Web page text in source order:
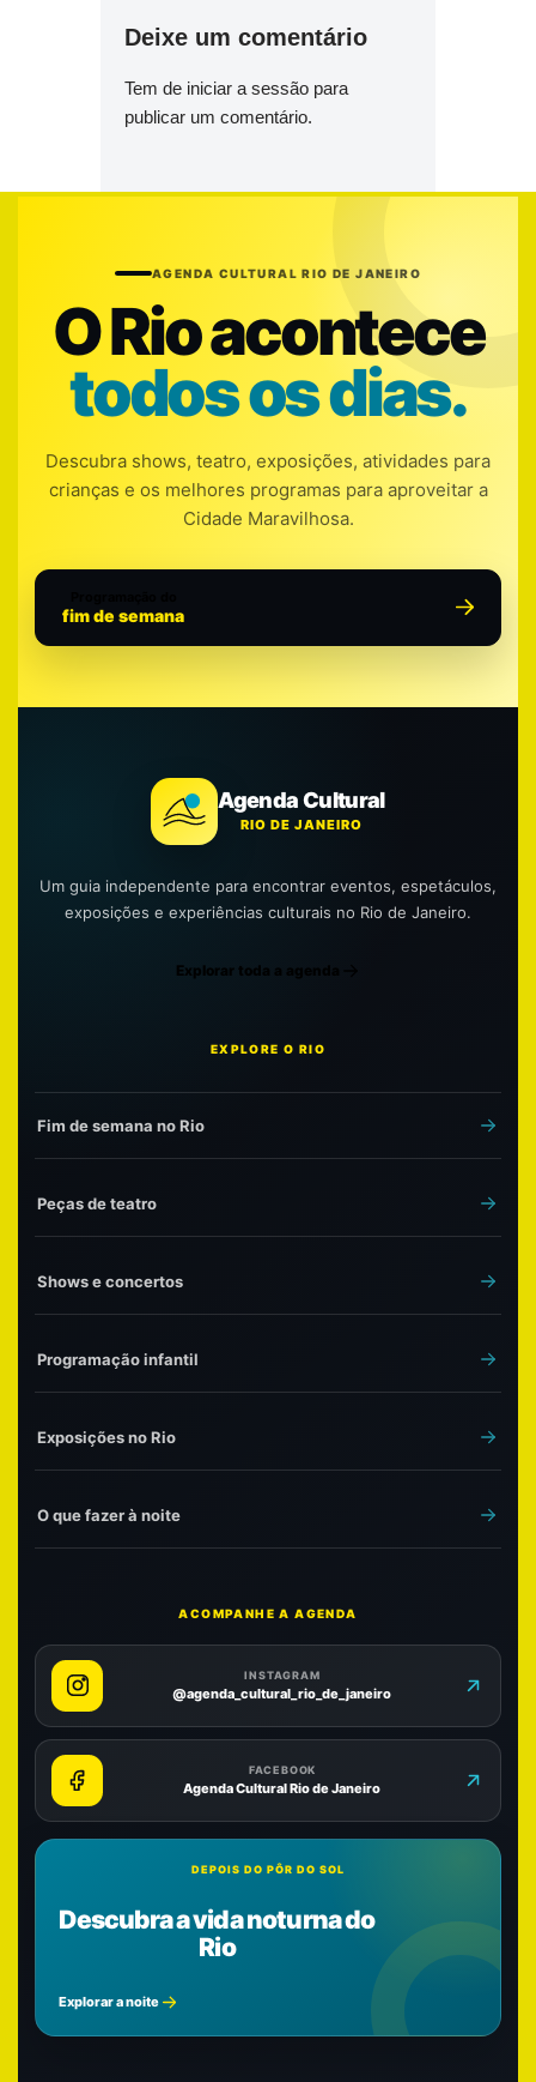
Deixe um comentário
Tem de iniciar a sessão para
publicar um comentário.
AGENDA CULTURAL RIO DE JANEIRO
O Rio acontece
todos os dias.
Descubra shows, teatro, exposições, atividades para
crianças e os melhores programas para aproveitar a
Cidade Maravilhosa.
fim de semana
Agenda Cultural
RIO DE JANEIRO
Um guia independente para encontrar eventos, espetáculos,
exposições e experiências culturais no Rio de Janeiro.
Explorar toda a agenda
EXPLORE O RIO
Fim de semana no Rio
Peças de teatro
Shows e concertos
Programação infantil
Exposições no Rio
O que fazer à noite
ACOMPANHE A AGENDA
INSTAGRAM
@agenda_cultural_rio_de_janeiro
FACEBOOK
Agenda Cultural Rio de Janeiro
DEPOIS DO PÔR DO SOL
Descubra a vida noturna do
Rio
Explorar a noite